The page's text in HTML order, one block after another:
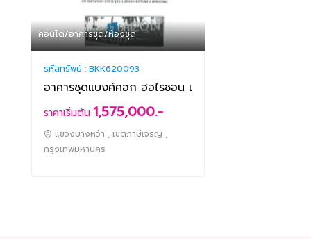
คอนโด/อาคารชุด/ห้องชุด
รหัสทรัพย์ : BKK620093
อาคารชุดแบงค์คอก ฮอไรซอน เพชรเกษม อาคารเลขที่ 1
ราคาเริ่มต้น 1,575,000.-
แขวงบางหว้า , เขตภาษีเจริญ ,
กรุงเทพมหานคร